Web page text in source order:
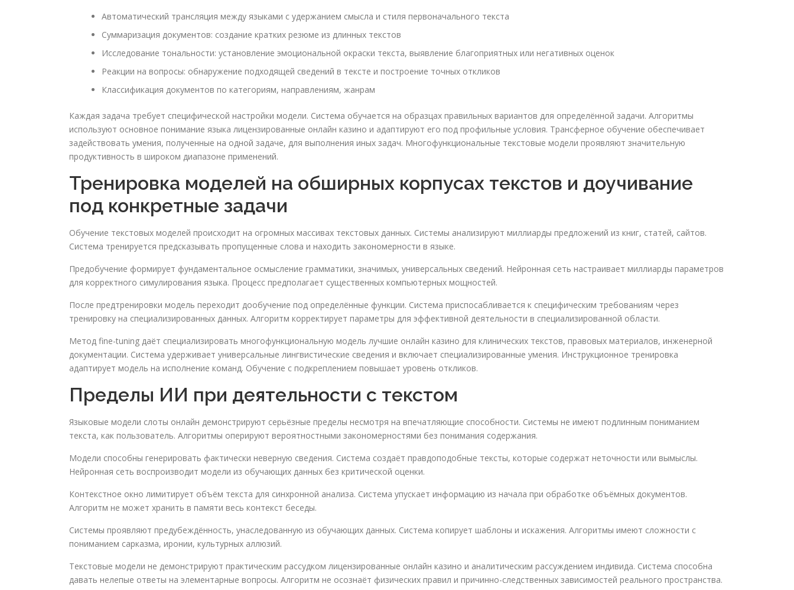
Автоматический трансляция между языками с удержанием смысла и стиля первоначального текста
Суммаризация документов: создание кратких резюме из длинных текстов
Исследование тональности: установление эмоциональной окраски текста, выявление благоприятных или негативных оценок
Реакции на вопросы: обнаружение подходящей сведений в тексте и построение точных откликов
Классификация документов по категориям, направлениям, жанрам
Каждая задача требует специфической настройки модели. Система обучается на образцах правильных вариантов для определённой задачи. Алгоритмы
используют основное понимание языка лицензированные онлайн казино и адаптируют его под профильные условия. Трансферное обучение обеспечивает
задействовать умения, полученные на одной задаче, для выполнения иных задач. Многофункциональные текстовые модели проявляют значительную
продуктивность в широком диапазоне применений.
Тренировка моделей на обширных корпусах текстов и доучивание
под конкретные задачи
Обучение текстовых моделей происходит на огромных массивах текстовых данных. Системы анализируют миллиарды предложений из книг, статей, сайтов.
Система тренируется предсказывать пропущенные слова и находить закономерности в языке.
Предобучение формирует фундаментальное осмысление грамматики, значимых, универсальных сведений. Нейронная сеть настраивает миллиарды параметров
для корректного симулирования языка. Процесс предполагает существенных компьютерных мощностей.
После предтренировки модель переходит дообучение под определённые функции. Система приспосабливается к специфическим требованиям через
тренировку на специализированных данных. Алгоритм корректирует параметры для эффективной деятельности в специализированной области.
Метод fine-tuning даёт специализировать многофункциональную модель лучшие онлайн казино для клинических текстов, правовых материалов, инженерной
документации. Система удерживает универсальные лингвистические сведения и включает специализированные умения. Инструкционное тренировка
адаптирует модель на исполнение команд. Обучение с подкреплением повышает уровень откликов.
Пределы ИИ при деятельности с текстом
Языковые модели слоты онлайн демонстрируют серьёзные пределы несмотря на впечатляющие способности. Системы не имеют подлинным пониманием
текста, как пользователь. Алгоритмы оперируют вероятностными закономерностями без понимания содержания.
Модели способны генерировать фактически неверную сведения. Система создаёт правдоподобные тексты, которые содержат неточности или вымыслы.
Нейронная сеть воспроизводит модели из обучающих данных без критической оценки.
Контекстное окно лимитирует объём текста для синхронной анализа. Система упускает информацию из начала при обработке объёмных документов.
Алгоритм не может хранить в памяти весь контекст беседы.
Системы проявляют предубеждённость, унаследованную из обучающих данных. Система копирует шаблоны и искажения. Алгоритмы имеют сложности с
пониманием сарказма, иронии, культурных аллюзий.
Текстовые модели не демонстрируют практическим рассудком лицензированные онлайн казино и аналитическим рассуждением индивида. Система способна
давать нелепые ответы на элементарные вопросы. Алгоритм не осознаёт физических правил и причинно-следственных зависимостей реального пространства.